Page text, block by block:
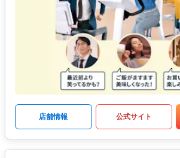
店舗情報 公式サイト